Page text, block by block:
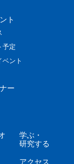
ト
予定
ント
ー
学ぶ ・
研究する
アクセス